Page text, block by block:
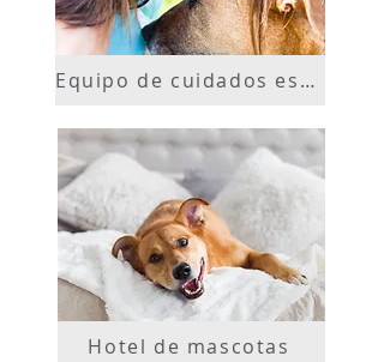
Equipo de cuidados especiales
Hotel de mascotas